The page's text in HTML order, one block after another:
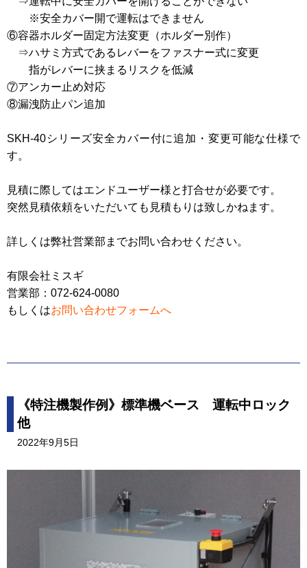
※安全カバー開で運転はできません
⑥容器ホルダー固定方法変更（ホルダー別作）
⇒ハサミ方式であるレバーをファスナー式に変更
指がレバーに挟まるリスクを低減
⑦アンカー止め対応
⑧漏洩防止パン追加
SKH-40シリーズ安全カバー付に追加・変更可能な仕様で
す。
見積に際してはエンドユーザー様と打合せが必要です。
突然見積依頼をいただいても見積もりは致しかねます。
詳しくは弊社営業部までお問い合わせください。
有限会社ミスギ
営業部：072-624-0080
もしくはお問い合わせフォームへ
《特注機製作例》標準機ベース 運転中ロック
他
2022年9月5日